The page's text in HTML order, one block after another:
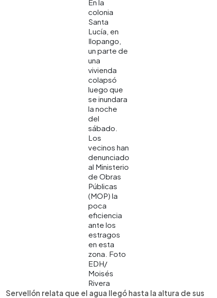
En la
colonia
Santa
Lucía, en
Ilopango,
un parte de
una
vivienda
colapsó
luego que
se inundara
la noche
del
sábado.
Los
vecinos han
denunciado
al Ministerio
de Obras
Públicas
(MOP) la
poca
eficiencia
ante los
estragos
en esta
zona. Foto
EDH/
Moisés
Rivera
Servellón relata que el agua llegó hasta la altura de sus